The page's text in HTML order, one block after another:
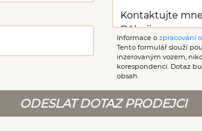
Informace o zpracování
Tento formulář slouží
inzerovaným vozem,
korespondenci. Dotaz
obsah.
ODESLAT DOTAZ PRODEJCI